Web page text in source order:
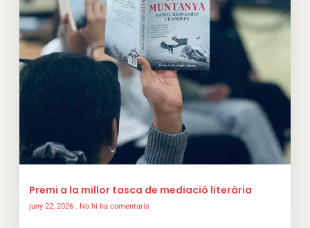
Premi a la millor tasca de mediació literària
juny 22, 2026 No hi ha comentaris